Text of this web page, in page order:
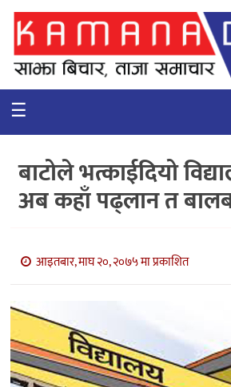
गृहपृष्ठ
समाचार
कुटनिती
कुराकानी
बाणिज्य
सिफारिस
☰
बाटोले भत्काईदियो
अब कहाँ पढ्लान त
आइतबार, माघ २०, २०७५ मा प्रकाशित